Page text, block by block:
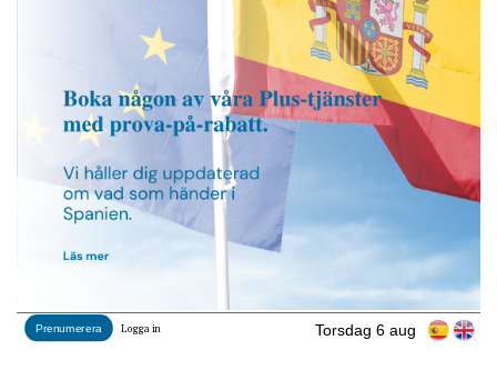
Torsdag 6 aug
Prenumerera Logga in